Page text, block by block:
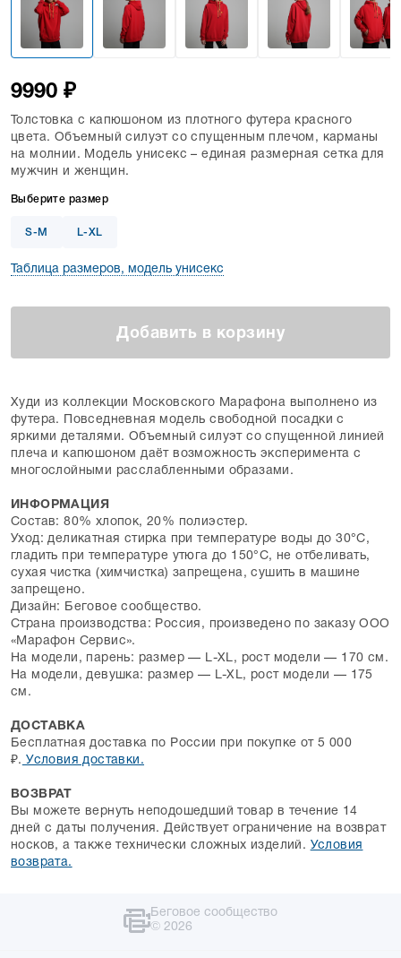
9990 ₽
Толстовка с капюшоном из плотного футера красного
цвета. Объемный силуэт со спущенным плечом, карманы
на молнии. Модель унисекс – единая размерная сетка для
мужчин и женщин.
Выберите размер
S-M L-XL
Таблица размеров, модель унисекс
Добавить в корзину
Худи из коллекции Московского Марафона выполнено из
футера. Повседневная модель свободной посадки с
яркими деталями. Объемный силуэт со спущенной линией
плеча и капюшоном даёт возможность эксперимента с
многослойными расслабленными образами.
ИНФОРМАЦИЯ
Состав: 80% хлопок, 20% полиэстер.
Уход: деликатная стирка при температуре воды до 30°C,
гладить при температуре утюга до 150°C, не отбеливать,
сухая чистка (химчистка) запрещена, сушить в машине
запрещено.
Дизайн: Беговое сообщество.
Страна производства: Россия, произведено по заказу ООО
«Марафон Сервис».
На модели, парень: размер — L-XL, рост модели — 170 см.
На модели, девушка: размер — L-XL, рост модели — 175
см.
ДОСТАВКА
Бесплатная доставка по России при покупке от 5 000
₽. Условия доставки.
ВОЗВРАТ
Вы можете вернуть неподошедший товар в течение 14
дней с даты получения. Действует ограничение на возврат
носков, а также технически сложных изделий. Условия
возврата.
Беговое сообщество
© 2026